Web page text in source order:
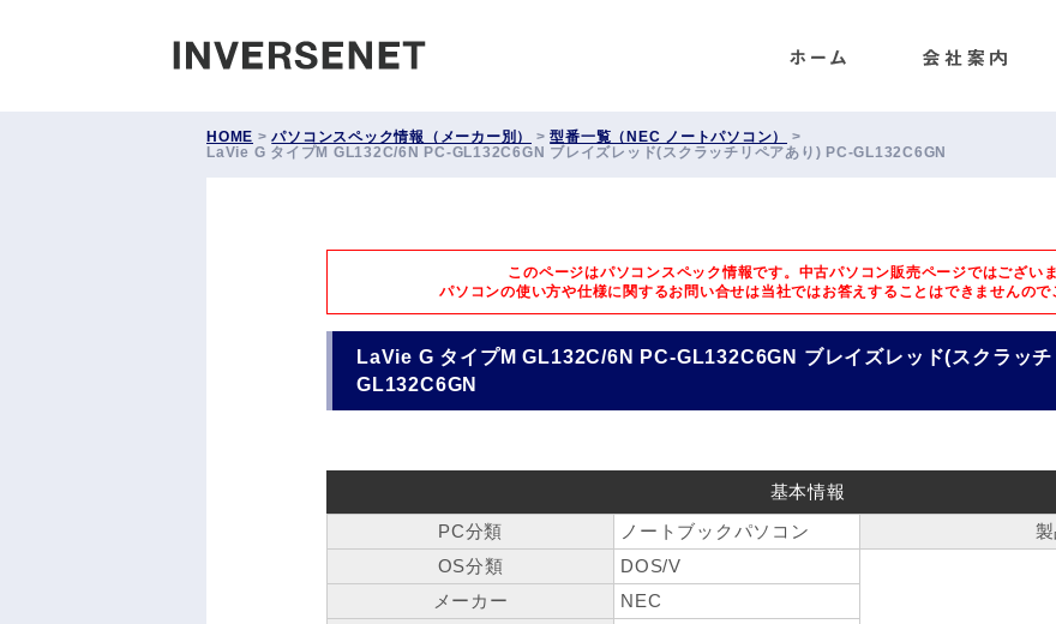
HOME >パソコンスペック情報（メーカー別） >型番一覧（NEC ノートパソコン）
>
LaVie G タイプM GL132C/6N PC-GL132C6GN ブレイズレッド(スクラッチリペアあり) PC-GL132C6GN
このページはパソコンスペック情報です。中古パソコン販売ページではございま
パソコンの使い方や仕様に関するお問い合せは当社ではお答えすることはできませんので
LaVie G タイプM GL132C/6N PC-GL132C6GN ブレイズレッド(スクラッ
GL132C6GN
基本情報
PC分類
ノートブックパソコン
OS分類
DOS/V
メーカー
NEC